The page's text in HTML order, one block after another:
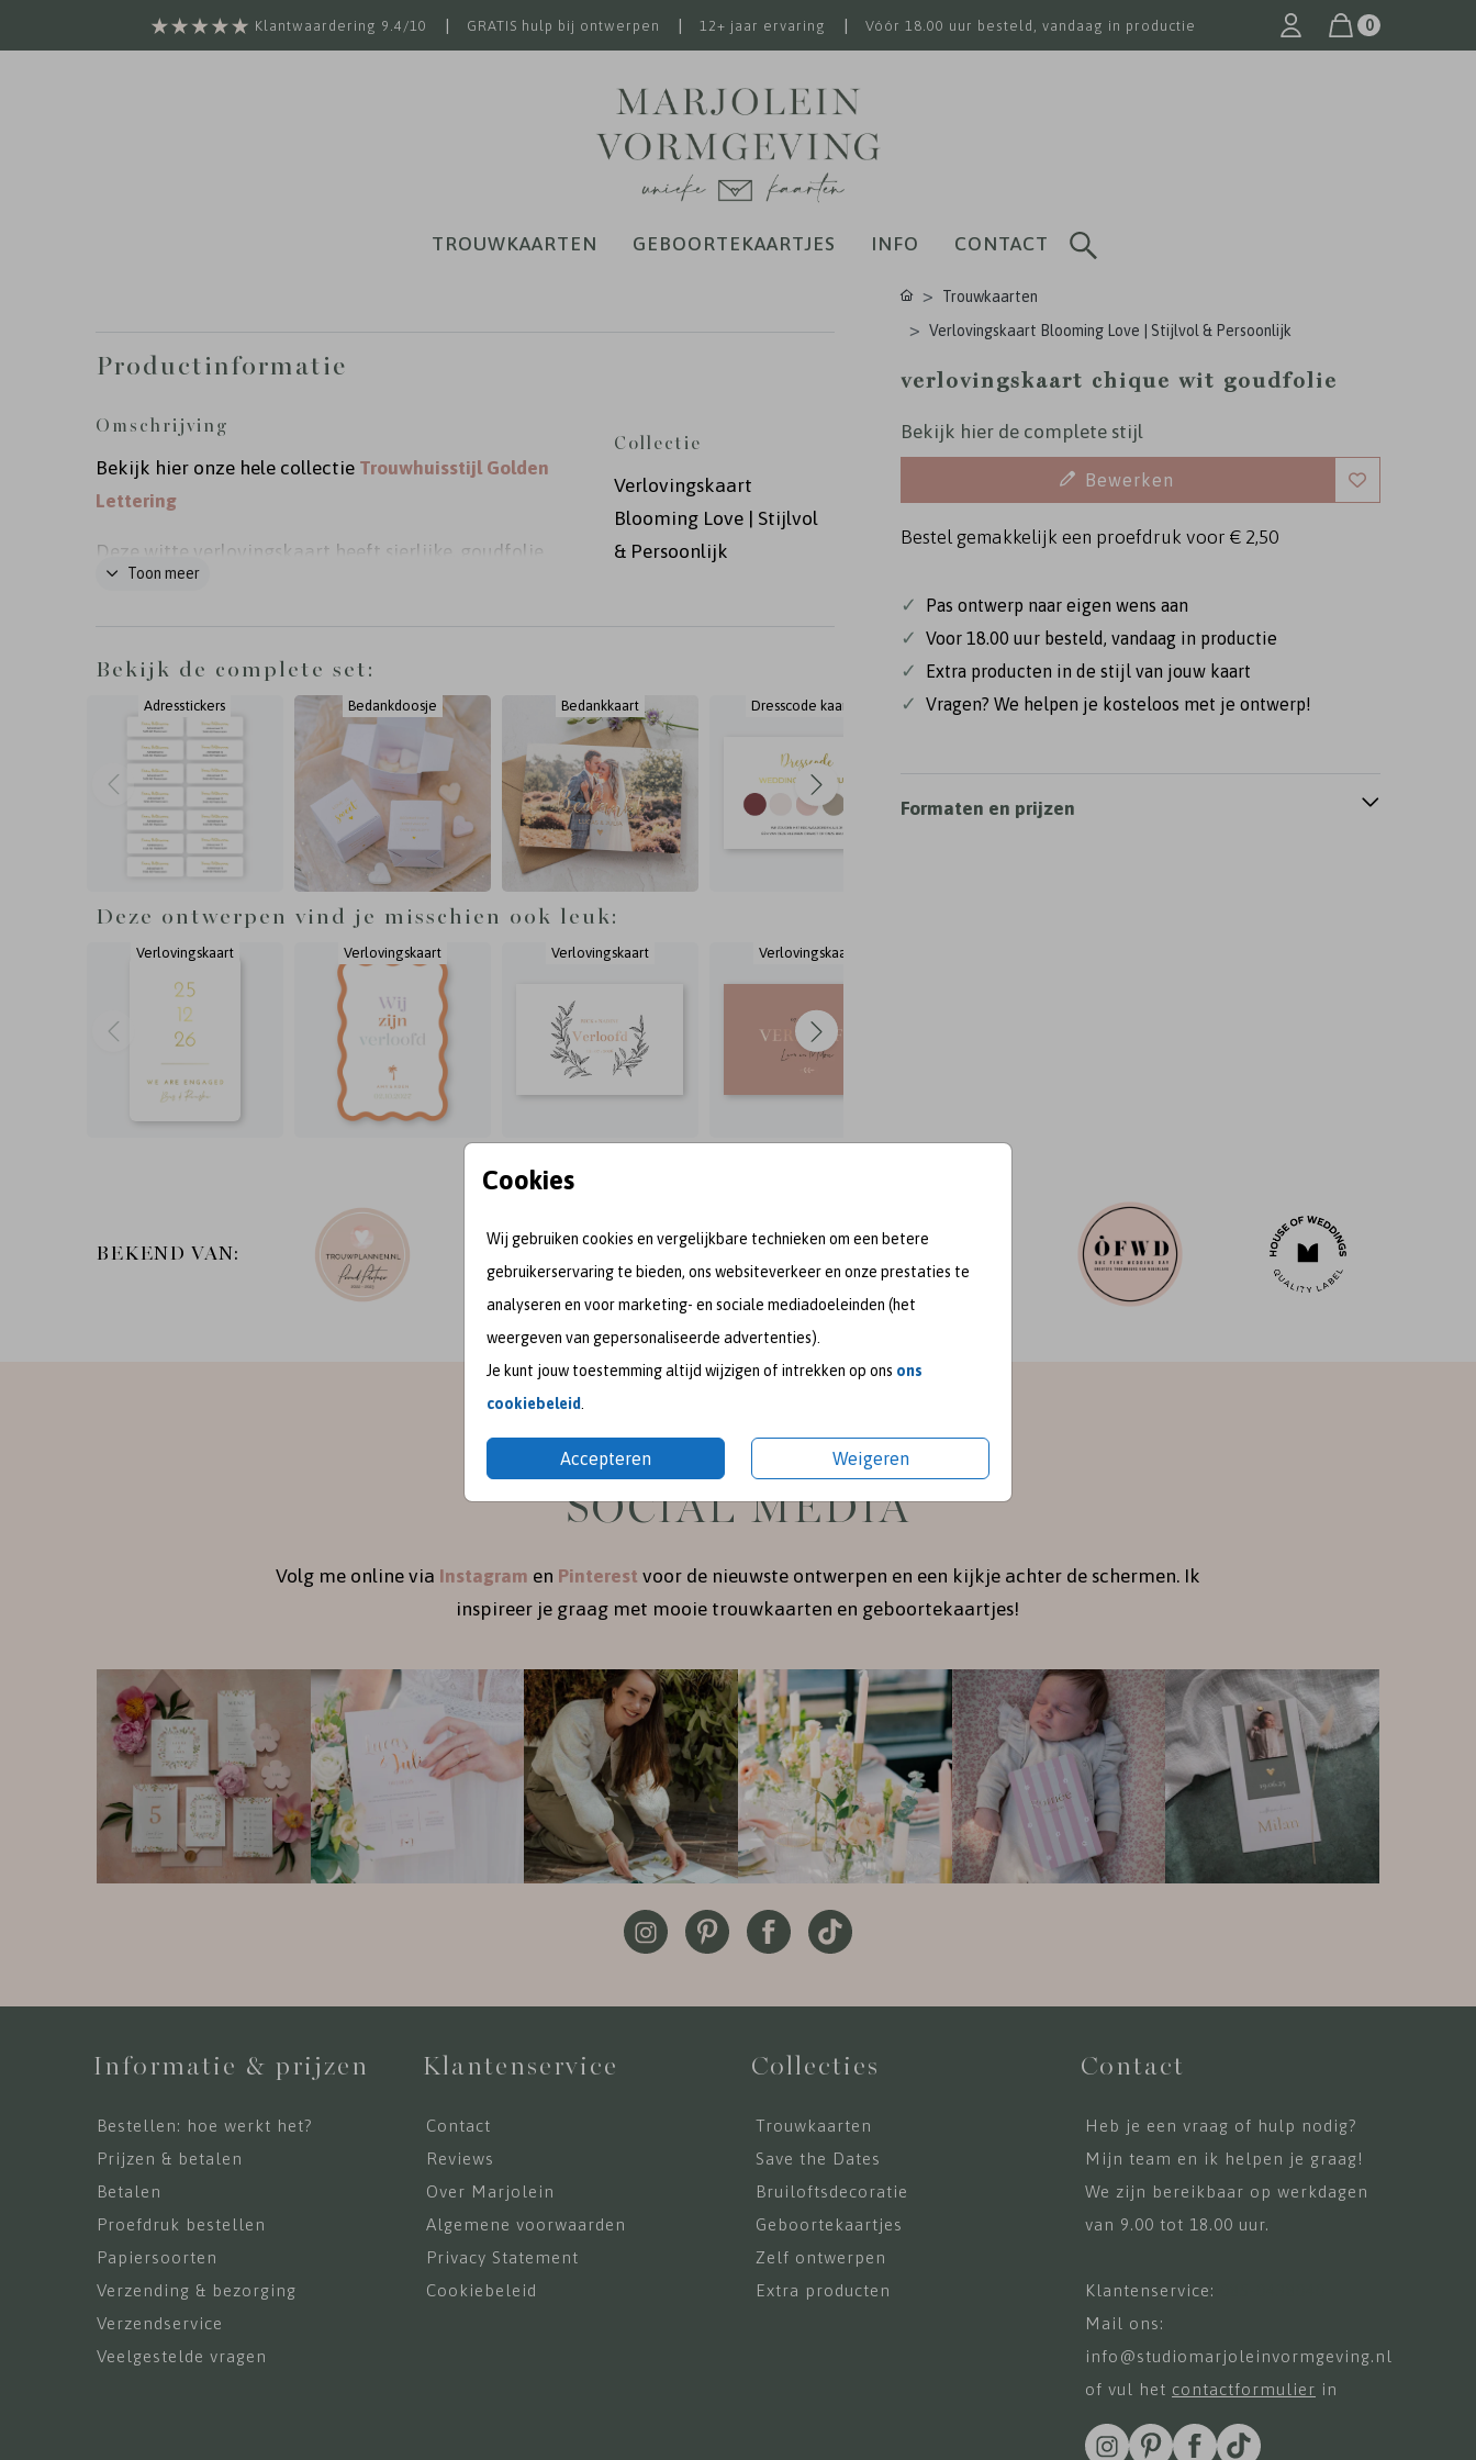
Klantwaardering 9.4/10 GRATIS hulp bij ontwerpen 12+ jaar ervaring Vóór 18.00 uur besteld, vandaag in productie 0
TROUWKAARTEN GEBOORTEKAARTJES INFO CONTACT
Cookies
Wij gebruiken cookies en vergelijkbare technieken om een betere
gebruikerservaring te bieden, ons websiteverkeer en onze prestaties te
analyseren en voor marketing- en sociale mediadoeleinden (het
weergeven van gepersonaliseerde advertenties).
Je kunt jouw toestemming altijd wijzigen of intrekken op ons ons
cookiebeleid
Accepteren Weigeren
Productinformatie
Omschrijving
Bekijk hier onze hele collectie Trouwhuisstijl Golden
Lettering
Deze witte verlovingskaart heeft sierlijke, goudfolie
letters. Met dit kaartje stellen jullie alle gasten alvast
Toon meer
Collectie
Verlovingskaart
Blooming Love | Stijlvol
& Persoonlijk
Bekijk de complete set:
Adresstickers Bedankdoosje Bedankkaart Dresscode kaartje Enveloppenkist Gastenboek
Deze ontwerpen vind je misschien ook leuk:
Verlovingskaart Verlovingskaart Verlovingskaart Verlovingskaart
Trouwkaarten
Verlovingskaart Blooming Love | Stijlvol & Persoonlijk
verlovingskaart chique wit goudfolie
Bekijk hier de complete stijl
Bewerken
Bestel gemakkelijk een proefdruk voor € 2,50
✓ Pas ontwerp naar eigen wens aan
✓ Voor 18.00 uur besteld, vandaag in productie
✓ Extra producten in de stijl van jouw kaart
✓ Vragen? We helpen je kosteloos met je ontwerp!
Formaten en prijzen
BEKEND VAN:
meet me on
SOCIAL MEDIA
Volg me online via Instagram en Pinterest voor de nieuwste ontwerpen en een kijkje achter de schermen. Ik
inspireer je graag met mooie trouwkaarten en geboortekaartjes!
Informatie & prijzen
Bestellen: hoe werkt het?
Prijzen & betalen
Betalen
Proefdruk bestellen
Papiersoorten
Verzending & bezorging
Verzendservice
Veelgestelde vragen
Klantenservice
Contact
Reviews
Over Marjolein
Algemene voorwaarden
Privacy Statement
Cookiebeleid
Collecties
Trouwkaarten
Save the Dates
Bruiloftsdecoratie
Geboortekaartjes
Zelf ontwerpen
Extra producten
Contact
Heb je een vraag of hulp nodig?
Mijn team en ik helpen je graag!
We zijn bereikbaar op werkdagen
van 9.00 tot 18.00 uur.
Klantenservice:
Mail ons:
info@studiomarjoleinvormgeving.nl
of vul het contactformulier in